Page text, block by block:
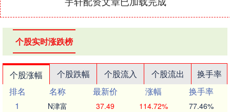
个股实时涨跌榜
个股涨幅 个股跌幅 个股流入 个股流出
换手率
排名
名称 最新价 涨幅
换手率
1
N津富 37.49 114.72% 77.46%